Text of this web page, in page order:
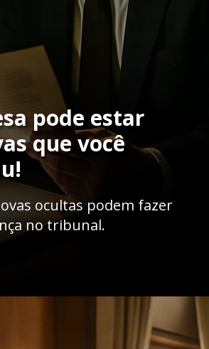
pode estar
que você
ocultas podem fazer
no tribunal.